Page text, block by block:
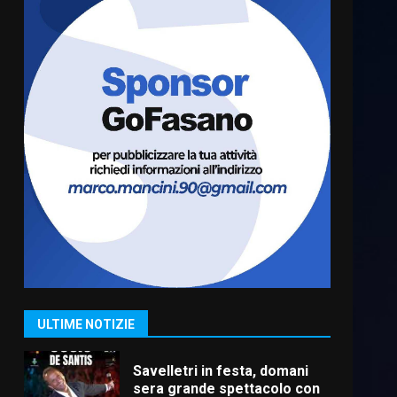
ULTIME NOTIZIE
Fasanese ferito a colpi di
arma da fuoco
6 Agosto 2026 18:13
7
Carta d’identità: continua il
piano di aperture
straordinarie del Comune di
Fasano
6 Agosto 2026 14:16
1
La Banda Città di Fasano apre
ufficialmente la Festa di
Savelletri in festa, domani
sera grande spettacolo con